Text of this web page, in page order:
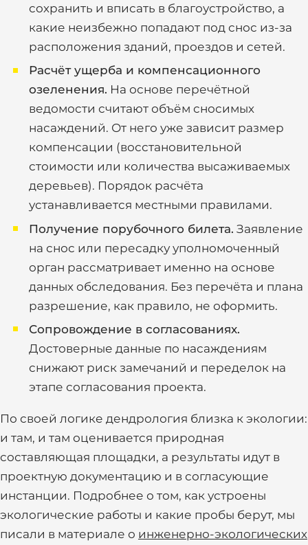
сохранить и вписать в благоустройство, а
какие неизбежно попадают под снос из-за
расположения зданий, проездов и сетей.
Расчёт ущерба и компенсационного
озеленения. На основе перечётной
ведомости считают объём сносимых
насаждений. От него уже зависит размер
компенсации (восстановительной
стоимости или количества высаживаемых
деревьев). Порядок расчёта
устанавливается местными правилами.
Получение порубочного билета. Заявление
на снос или пересадку уполномоченный
орган рассматривает именно на основе
данных обследования. Без перечёта и плана
разрешение, как правило, не оформить.
Сопровождение в согласованиях.
Достоверные данные по насаждениям
снижают риск замечаний и переделок на
этапе согласования проекта.
По своей логике дендрология близка к экологии:
и там, и там оценивается природная
составляющая площадки, а результаты идут в
проектную документацию и в согласующие
инстанции. Подробнее о том, как устроены
экологические работы и какие пробы берут, мы
писали в материале о инженерно-экологических